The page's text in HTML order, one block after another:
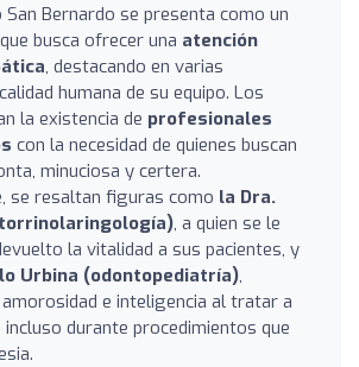
San Bernardo se presenta como un
busca ofrecer una atención
, destacando en varias
humana de su equipo. Los
la existencia de profesionales
con la necesidad de quienes buscan
minuciosa y certera.
se resaltan figuras como la Dra.
, a quien se le
la vitalidad a sus pacientes, y
Urbina (odontopediatría),
e inteligencia al tratar a
incluso durante procedimientos que